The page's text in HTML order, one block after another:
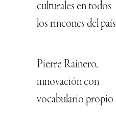
culturales en todos
los rincones del país
Pierre Rainero,
innovación con
vocabulario propio